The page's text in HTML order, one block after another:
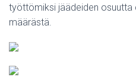
työttömiksi jäädeiden osuutta
määrästä.